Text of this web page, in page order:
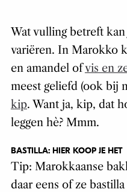
Wat vulling betreft
variëren. In Marokko
en amandelofvis en
meest geliefd (ook bij
kip. Want ja, kip, dat
leggen hè? Mmm.
BASTILLA: HIER KOOP JE HET
Tip: Marokkaanse
daar eens of ze